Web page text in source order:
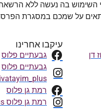
השימוש בה נעשה ללא
על שמכם במסגרת
דן
עיקבו אחרינו
גבעתיים פלוס
גבעתיים פלוס
רמת גן פלוס
רמת גן פלוס ramatganplus